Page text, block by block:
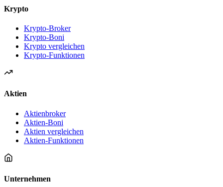
Krypto
Krypto-Broker
Krypto-Boni
Krypto vergleichen
Krypto-Funktionen
Aktien
Aktienbroker
Aktien-Boni
Aktien vergleichen
Aktien-Funktionen
Unternehmen